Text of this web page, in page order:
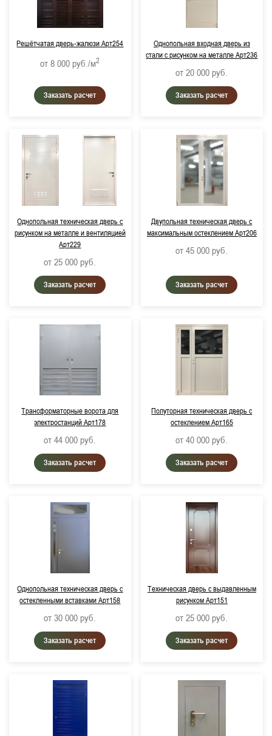
Решётчатая дверь-жалюзи Арт254
от 8 000 руб./м2
Заказать расчет
Однопольная входная дверь из
стали с рисунком на металле Арт236
от 20 000 руб.
Заказать расчет
Однопольная техническая дверь с
рисунком на металле и вентиляцией
Арт229
от 25 000 руб.
Заказать расчет
Двупольная техническая дверь с
максимальным остеклением Арт206
от 45 000 руб.
Заказать расчет
Трансформаторные ворота для
электростанций Арт178
от 44 000 руб.
Заказать расчет
Полуторная техническая дверь с
остеклением Арт165
от 40 000 руб.
Заказать расчет
Однопольная техническая дверь с
остекленными вставками Арт158
от 30 000 руб.
Заказать расчет
Техническая дверь с выдавленным
рисунком Арт151
от 25 000 руб.
Заказать расчет